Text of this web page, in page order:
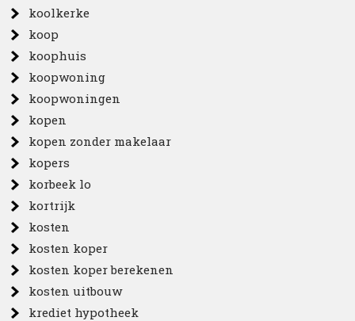
koolkerke
koop
koophuis
koopwoning
koopwoningen
kopen
kopen zonder makelaar
kopers
korbeek lo
kortrijk
kosten
kosten koper
kosten koper berekenen
kosten uitbouw
krediet hypotheek